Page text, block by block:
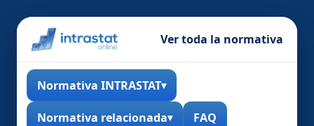
Ver toda la normativa
Normativa INTRASTAT
Normativa relacionada FAQ